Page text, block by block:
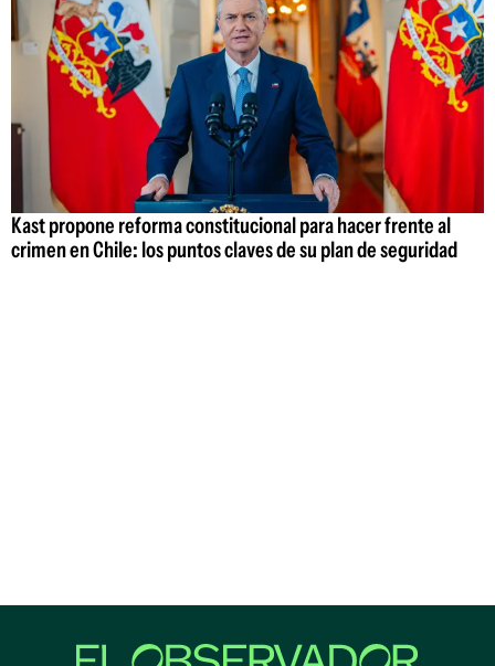
Kast propone reforma constitucional para hacer frente al
crimen en Chile: los puntos claves de su plan de seguridad